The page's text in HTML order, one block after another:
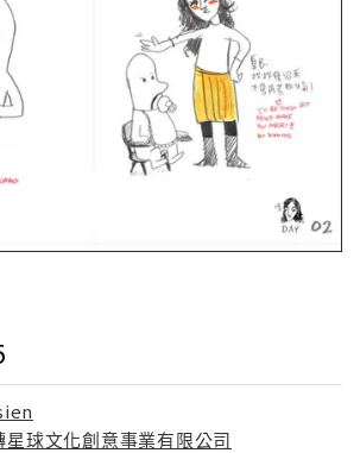
星球文化創意事業有限公司